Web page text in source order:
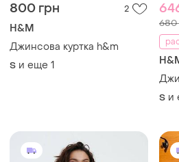
800 грн 2
H&M
Джинсова куртка h&m
S и еще 1
680
S и